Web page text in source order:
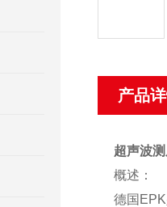
产品
超声波
概述：
德国